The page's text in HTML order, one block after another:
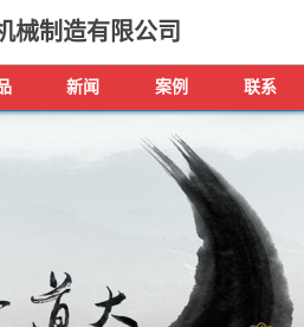
械制造有限公司
新闻 案例 联系